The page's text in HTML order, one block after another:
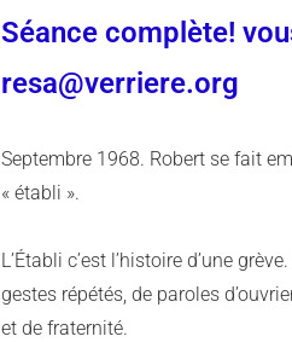
Séance complète!
resa@verriere.org
Septembre 1968. Robert se fait
« établi ».
L’Établi c’est l’histoire d’une
gestes répétés, de paroles
et de fraternité.